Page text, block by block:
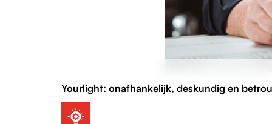
Yourlight: onafhankelijk, deskundig en